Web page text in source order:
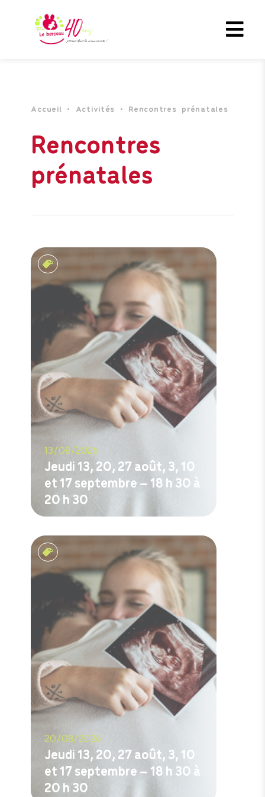
Accueil • Activités • Rencontres prénatales
Rencontres
prénatales
Rencontres prénatales
13/08/2026
Jeudi 13, 20, 27 août, 3, 10
et 17 septembre – 18 h 30 à
20 h 30
Rencontres prénatales
20/08/2026
Jeudi 13, 20, 27 août, 3, 10
et 17 septembre – 18 h 30 à
20 h 30